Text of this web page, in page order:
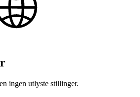
ingen utlyste stillinger.